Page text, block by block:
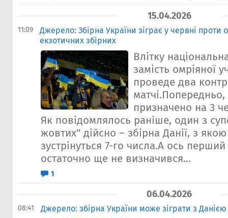
15.04.2026
11:09
Джерело: Збірна України зіграє у червні проти
екзотичних збірних
Влітку
замість омріяної
проведе два
призначено на 3
Як повідомлялось раніше, один з
жовтих" дійсно – збірна Данії, з якою
зустрінуться 7-го числа.А ось
остаточно ще не визначився...
1
06.04.2026
08:41 Джерело: збірна України може зіграти з Данією